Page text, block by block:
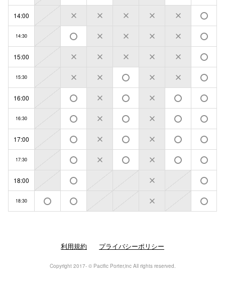
14:00
14:30
15:00
15:30
16:00
16:30
17:00
17:30
18:00
18:30
利用規約 プライバシーポリシー
Copyright 2017- © Pacific Porter,inc All rights reserved.